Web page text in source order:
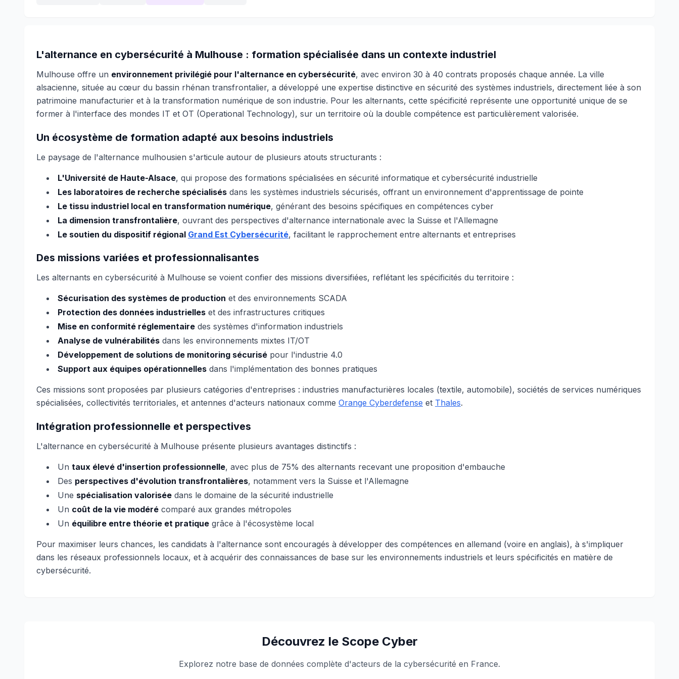
L'alternance en cybersécurité à Mulhouse : formation spécialisée dans un contexte industriel
Mulhouse offre un environnement privilégié pour l'alternance en cybersécurité, avec environ 30 à 40 contrats proposés chaque année. La ville
alsacienne, située au cœur du bassin rhénan transfrontalier, a développé une expertise distinctive en sécurité des systèmes industriels, directement liée à son
patrimoine manufacturier et à la transformation numérique de son industrie. Pour les alternants, cette spécificité représente une opportunité unique de se
former à l'interface des mondes IT et OT (Operational Technology), sur un territoire où la double compétence est particulièrement valorisée.
Un écosystème de formation adapté aux besoins industriels
Le paysage de l'alternance mulhousien s'articule autour de plusieurs atouts structurants :
L'Université de Haute-Alsace, qui propose des formations spécialisées en sécurité informatique et cybersécurité industrielle
Les laboratoires de recherche spécialisés dans les systèmes industriels sécurisés, offrant un environnement d'apprentissage de pointe
Le tissu industriel local en transformation numérique, générant des besoins spécifiques en compétences cyber
La dimension transfrontalière, ouvrant des perspectives d'alternance internationale avec la Suisse et l'Allemagne
Le soutien du dispositif régional Grand Est Cybersécurité, facilitant le rapprochement entre alternants et entreprises
Des missions variées et professionnalisantes
Les alternants en cybersécurité à Mulhouse se voient confier des missions diversifiées, reflétant les spécificités du territoire :
Sécurisation des systèmes de production et des environnements SCADA
Protection des données industrielles et des infrastructures critiques
Mise en conformité réglementaire des systèmes d'information industriels
Analyse de vulnérabilités dans les environnements mixtes IT/OT
Développement de solutions de monitoring sécurisé pour l'industrie 4.0
Support aux équipes opérationnelles dans l'implémentation des bonnes pratiques
Ces missions sont proposées par plusieurs catégories d'entreprises : industries manufacturières locales (textile, automobile), sociétés de services numériques
spécialisées, collectivités territoriales, et antennes d'acteurs nationaux comme Orange Cyberdefense et Thales.
Intégration professionnelle et perspectives
L'alternance en cybersécurité à Mulhouse présente plusieurs avantages distinctifs :
Un taux élevé d'insertion professionnelle, avec plus de 75% des alternants recevant une proposition d'embauche
Des perspectives d'évolution transfrontalières, notamment vers la Suisse et l'Allemagne
Une spécialisation valorisée dans le domaine de la sécurité industrielle
Un coût de la vie modéré comparé aux grandes métropoles
Un équilibre entre théorie et pratique grâce à l'écosystème local
Pour maximiser leurs chances, les candidats à l'alternance sont encouragés à développer des compétences en allemand (voire en anglais), à s'impliquer
dans les réseaux professionnels locaux, et à acquérir des connaissances de base sur les environnements industriels et leurs spécificités en matière de
cybersécurité.
Découvrez le Scope Cyber
Explorez notre base de données complète d'acteurs de la cybersécurité en France.